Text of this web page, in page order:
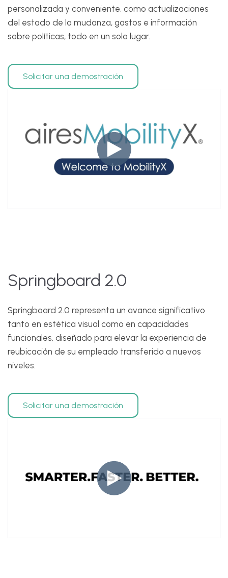
personalizada y conveniente, como actualizaciones
del estado de la mudanza, gastos e información
sobre políticas, todo en un solo lugar.
Solicitar una demostración
Springboard 2.0
Springboard 2.0 representa un avance significativo
tanto en estética visual como en capacidades
funcionales, diseñado para elevar la experiencia de
reubicación de su empleado transferido a nuevos
niveles.
Solicitar una demostración